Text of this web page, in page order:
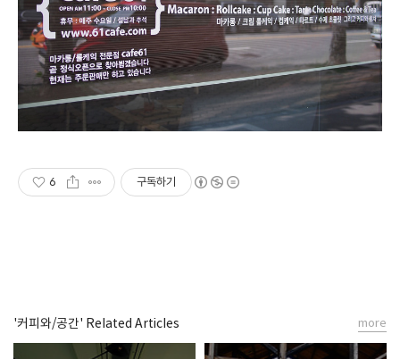
6 구독하기
'커피와/공간' Related Articles more